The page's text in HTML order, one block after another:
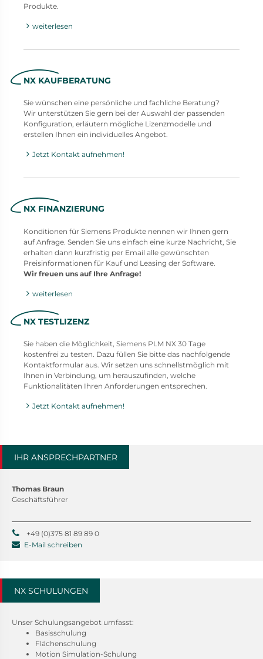
Produkte.
weiterlesen
NX KAUFBERATUNG
Sie wünschen eine persönliche und fachliche Beratung?
Wir unterstützen Sie gern bei der Auswahl der passenden
Konfiguration, erläutern mögliche Lizenzmodelle und
erstellen Ihnen ein individuelles Angebot.
Jetzt Kontakt aufnehmen!
NX FINANZIERUNG
Konditionen für Siemens Produkte nennen wir Ihnen gern
auf Anfrage. Senden Sie uns einfach eine kurze Nachricht, Sie
erhalten dann kurzfristig per Email alle gewünschten
Preisinformationen für Kauf und Leasing der Software.
Wir freuen uns auf Ihre Anfrage!
weiterlesen
NX TESTLIZENZ
Sie haben die Möglichkeit, Siemens PLM NX 30 Tage
kostenfrei zu testen. Dazu füllen Sie bitte das nachfolgende
Kontaktformular aus. Wir setzen uns schnellstmöglich mit
Ihnen in Verbindung, um herauszufinden, welche
Funktionalitäten Ihren Anforderungen entsprechen.
Jetzt Kontakt aufnehmen!
IHR ANSPRECHPARTNER
Thomas Braun
Geschäftsführer
+49 (0)375 81 89 89 0
E-Mail schreiben
NX SCHULUNGEN
Unser Schulungsangebot umfasst:
Basisschulung
Flächenschulung
Motion Simulation-Schulung